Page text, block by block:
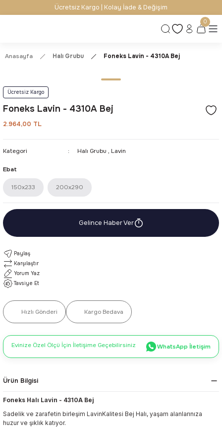
Ücretsiz Kargo | Kolay İade & Değişim
0
Anasayfa Halı Grubu Foneks Lavin - 4310A Bej
Ücretsiz Kargo
Foneks Lavin - 4310A Bej
2.964,00 TL
Kategori Halı Grubu , Lavin
Ebat
150x233 200x290
Gelince Haber Ver
Paylaş
Karşılaştır
Yorum Yaz
Tavsiye Et
Hızlı Gönderi Kargo Bedava
Evinize Özel Ölçü İçin İletişime Geçebilirsiniz WhatsApp İletişim
Ürün Bilgisi
Foneks Halı Lavin - 4310A Bej
Sadelik ve zarafetin birleşim LavinKalitesi Bej Halı, yaşam alanlarınıza
huzur ve şıklık katıyor.